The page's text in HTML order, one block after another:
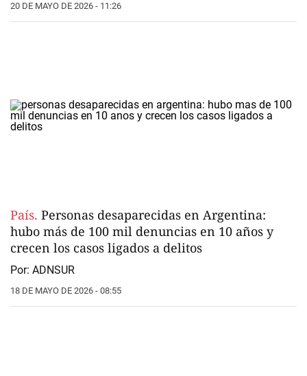
20 DE MAYO DE 2026 - 11:26
País. Personas desaparecidas en Argentina:
hubo más de 100 mil denuncias en 10 años y
crecen los casos ligados a delitos
Por: ADNSUR
18 DE MAYO DE 2026 - 08:55